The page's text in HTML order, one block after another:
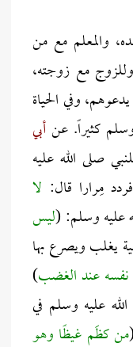
والمعلم مع من
مع زوجته،
وفي الحياة
كثيراً. عنأبي
صلى الله عليه
فردد مِرارا قال: لا
عليه وسلم: (ليس
يغلب ويصرع بها
عند الغضب)
عليه وسلم في
من كظَم غيظًا وهو